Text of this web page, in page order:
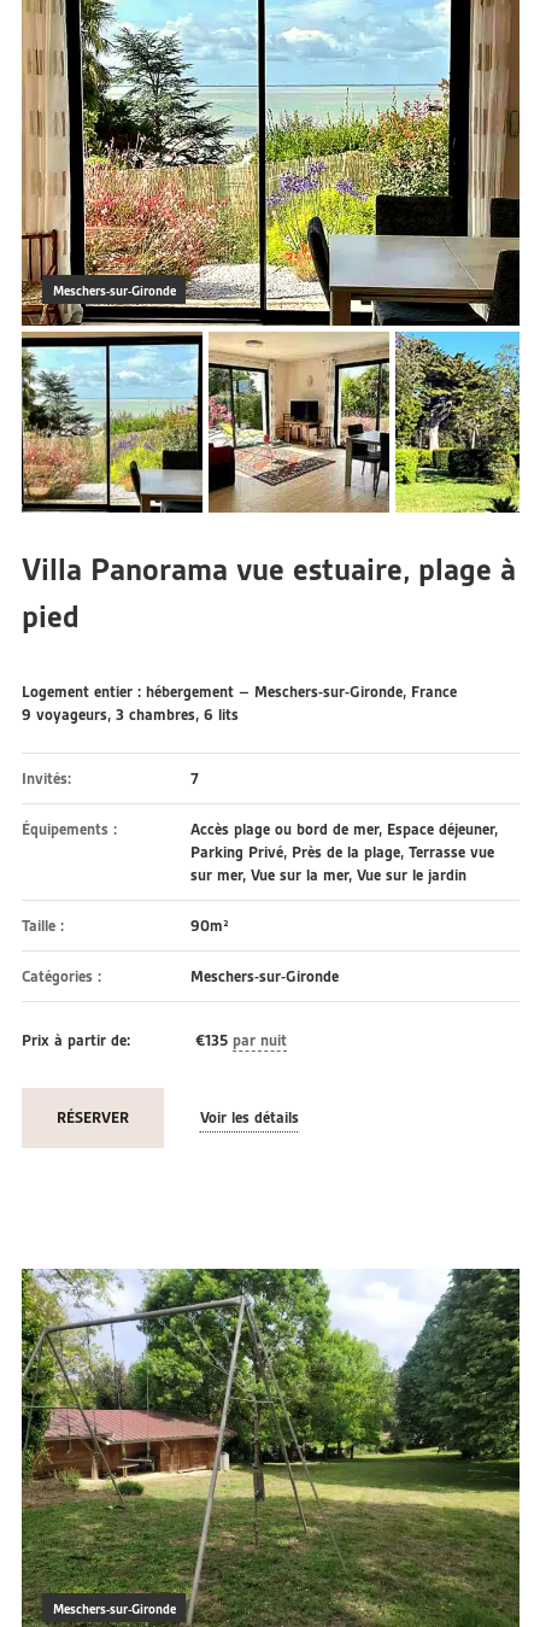
Meschers-sur-Gironde
Villa Panorama vue estuaire, plage à
pied
Logement entier : hébergement – Meschers-sur-Gironde, France
9 voyageurs, 3 chambres, 6 lits
Invités: 7
Équipements : Accès plage ou bord de mer, Espace déjeuner,
Parking Privé, Près de la plage, Terrasse vue
sur mer, Vue sur la mer, Vue sur le jardin
Taille : 90m²
Catégories : Meschers-sur-Gironde
Prix à partir de: €135 par nuit
Voir les détails
RÉSERVER
Meschers-sur-Gironde